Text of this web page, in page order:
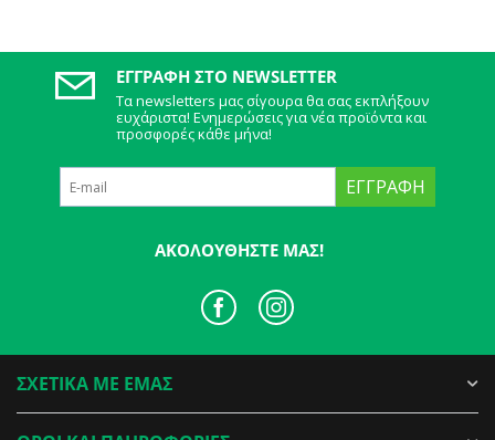
ΕΓΓΡΑΦΉ ΣΤΟ NEWSLETTER
Τα newsletters μας σίγουρα θα σας εκπλήξουν
ευχάριστα! Ενημερώσεις για νέα προϊόντα και
προσφορές κάθε μήνα!
ΕΓΓΡΑΦΉ
ΑΚΟΛΟΥΘΉΣΤΕ ΜΑΣ!
ΣΧΕΤΙΚΑ ΜΕ ΕΜΑΣ